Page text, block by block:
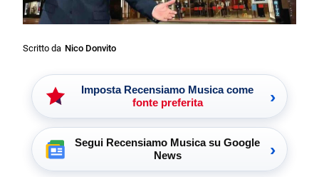
Scritto da Nico Donvito
Imposta Recensiamo Musica come
fonte preferita
›
Segui Recensiamo Musica su Google
News
›